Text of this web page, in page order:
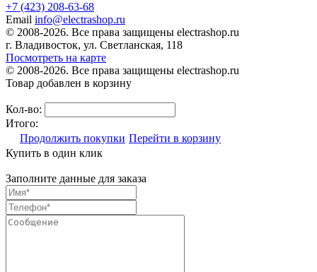
+7 (423) 208-63-68
Email info@electrashop.ru
© 2008-2026. Все права защищены electrashop.ru
г. Владивосток, ул. Светланская, 118
Посмотреть на карте
© 2008-2026. Все права защищены electrashop.ru
Товар добавлен в корзину
Кол-во:
Итого:
Продолжить покупки Перейти в корзину
Купить в один клик
Заполните данные для заказа